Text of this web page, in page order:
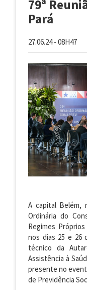
79ª
Pará
27.06.24 - 08H47
A capital Belém,
Ordinária do
Regimes
nos dias 25 e 26
técnico da
Assistência à
presente no
de Previdência